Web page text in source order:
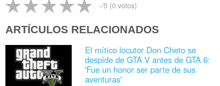
-/5 (0 votos)
ARTÍCULOS RELACIONADOS
El mítico locutor Don Cheto se
despide de GTA V antes de GTA 6:
'Fue un honor ser parte de sus
aventuras'